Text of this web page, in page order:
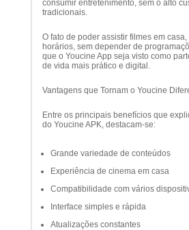
consumir entretenimento, sem o alto
tradicionais.
O fato de poder assistir filmes em
horários, sem depender de
que o Youcine App seja visto como
de vida mais prático e digital.
Vantagens que Tornam o Youcine
Entre os principais benefícios que
do Youcine APK, destacam-se:
Grande variedade de conteúdos
Experiência de cinema em casa
Compatibilidade com vários
Interface simples e rápida
Atualizações constantes